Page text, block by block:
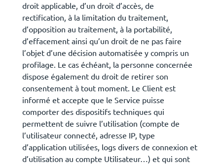
droit applicable, d’un droit d’accès, de
rectification, à la limitation du traitement,
d’opposition au traitement, à la portabilité,
d’effacement ainsi qu’un droit de ne pas faire
l’objet d’une décision automatisée y compris un
profilage. Le cas échéant, la personne concernée
dispose également du droit de retirer son
consentement à tout moment. Le Client est
informé et accepte que le Service puisse
comporter des dispositifs techniques qui
permettent de suivre l’utilisation (compte de
l’utilisateur connecté, adresse IP, type
d’application utilisées, logs divers de connexion et
d’utilisation au compte Utilisateur…) et qui sont